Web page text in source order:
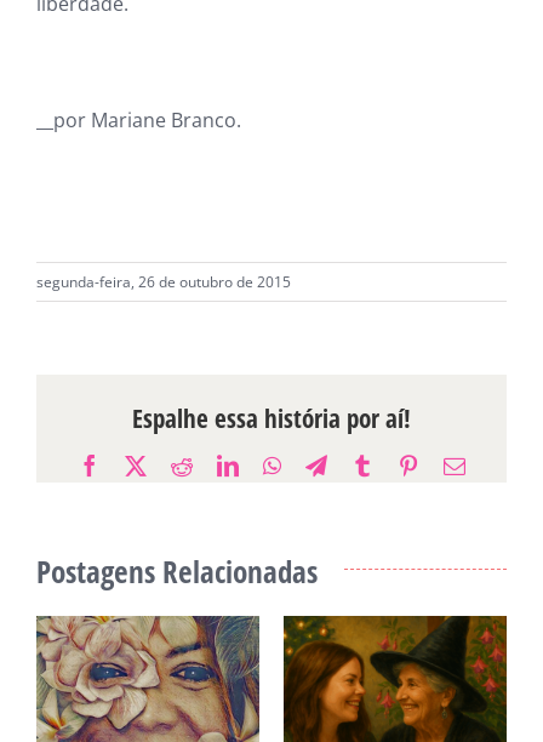
__por Mariane Branco.
segunda-feira, 26 de outubro de 2015
Espalhe essa história por aí!
Facebook RedditLinkedInWhatsApp
Telegram
TumblrPinterest
E-
Postagens Relacionadas